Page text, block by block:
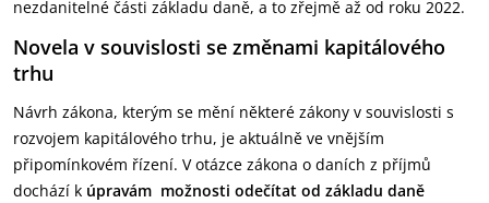
nezdanitelné části základu daně, a to zřejmě až od roku 2022.
Novela v souvislosti se změnami kapitálového
trhu
Návrh zákona, kterým se mění některé zákony v souvislosti s
rozvojem kapitálového trhu, je aktuálně ve vnějším
připomínkovém řízení. V otázce zákona o daních z příjmů
dochází k úpravám možnosti odečítat od základu daně